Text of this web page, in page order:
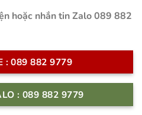
hoặc nhắn tin Zalo 089 882
: 089 882 9779
: 089 882 9779